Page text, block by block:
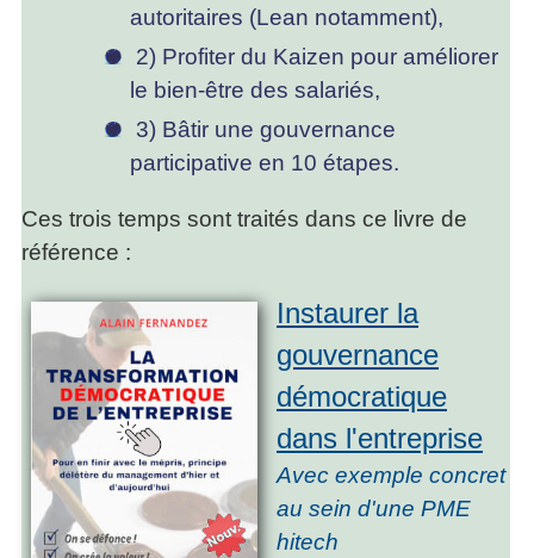
autoritaires (Lean notamment),
2) Profiter du Kaizen pour améliorer
le bien-être des salariés,
3) Bâtir une gouvernance
participative en 10 étapes.
Ces trois temps sont traités dans ce livre de
référence :
Instaurer la
gouvernance
démocratique
dans l'entreprise
Avec exemple concret
au sein d'une PME
hitech